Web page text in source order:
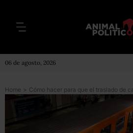
06 de agosto, 2026
Home >